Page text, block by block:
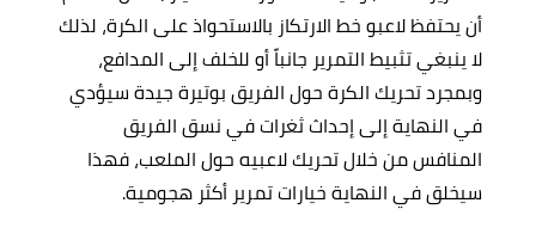
أن يحتفظ لاعبو خط الارتكاز بالاستحواذ على الكرة، لذلك
لا ينبغي تثبيط التمرير جانباً أو للخلف إلى المدافع،
وبمجرد تحريك الكرة حول الفريق بوتيرة جيدة سيؤدي
في النهاية إلى إحداث ثغرات في نسق الفريق
المنافس من خلال تحريك لاعبيه حول الملعب، فهذا
سيخلق في النهاية خيارات تمرير أكثر هجومية.